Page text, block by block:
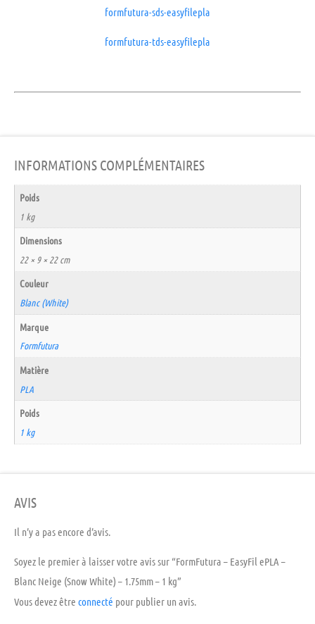
formfutura-sds-easyfilepla
formfutura-tds-easyfilepla
INFORMATIONS COMPLÉMENTAIRES
Poids
1 kg
Dimensions
22 × 9 × 22 cm
Couleur
Blanc (White)
Marque
Formfutura
Matière
PLA
Poids
1 kg
AVIS
Il n’y a pas encore d’avis.
Soyez le premier à laisser votre avis sur “FormFutura – EasyFil ePLA –
Blanc Neige (Snow White) – 1.75mm – 1 kg”
Vous devez être connecté pour publier un avis.